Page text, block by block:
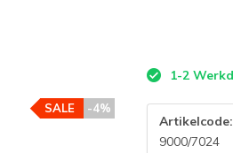
-4%
SALE
1-2
Artikelcode:
9000/7024